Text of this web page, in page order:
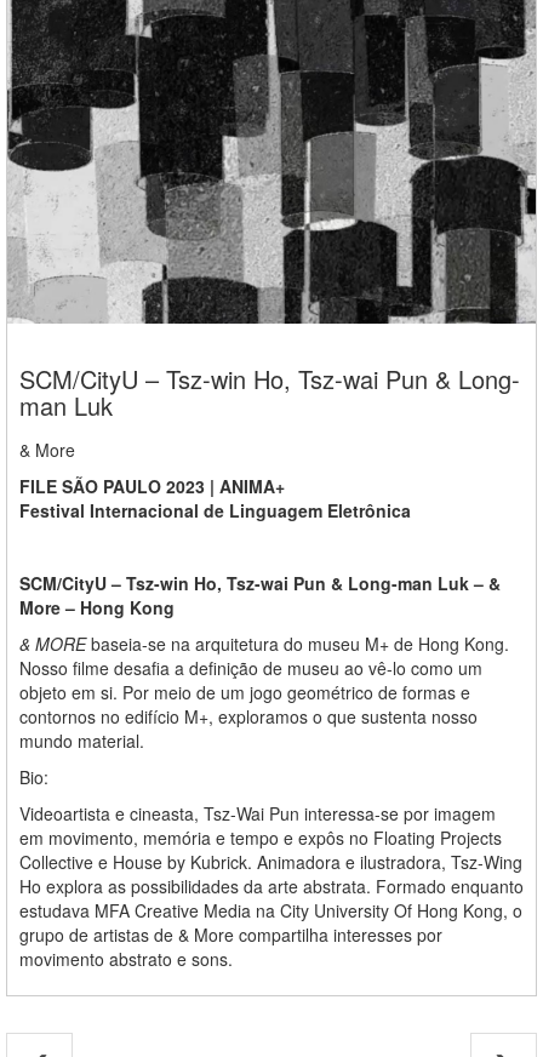
SCM/CityU – Tsz-win Ho, Tsz-wai Pun & Long-
man Luk
& More
FILE SÃO PAULO 2023 | ANIMA+
Festival Internacional de Linguagem Eletrônica
SCM/CityU– Tsz-win Ho, Tsz-wai Pun & Long-man Luk – &
More – Hong Kong
& MOREbaseia-se na arquitetura do museu M+ de Hong Kong.
Nosso filme desafia a definição de museu ao vê-lo como um
objeto em si. Por meio de um jogo geométrico de formas e
contornos no edifício M+, exploramos o que sustenta nosso
mundo material.
Bio:
Videoartista e cineasta, Tsz-Wai Pun interessa-se por imagem
em movimento, memória e tempo e expôs no Floating Projects
Collective e House by Kubrick. Animadora e ilustradora, Tsz-Wing
Ho explora as possibilidades da arte abstrata. Formado enquanto
estudava MFA Creative Media na City University Of Hong Kong, o
grupo de artistas de & More compartilha interesses por
movimento abstrato e sons.